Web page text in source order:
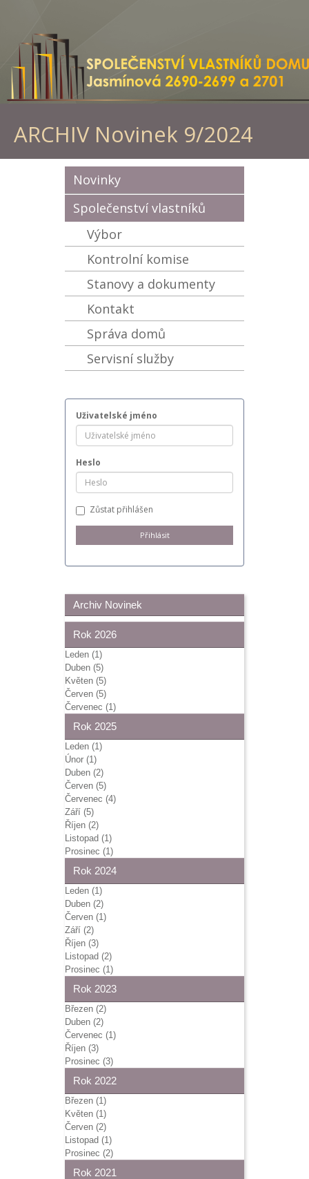
ARCHIV Novinek 9/2024
Novinky
Společenství vlastníků
Výbor
Kontrolní komise
Stanovy a dokumenty
Kontakt
Správa domů
Servisní služby
Uživatelské jméno
Heslo
Zůstat přihlášen
Archiv Novinek
Rok 2026
Leden (1)
Duben (5)
Květen (5)
Červen (5)
Červenec (1)
Rok 2025
Leden (1)
Únor (1)
Duben (2)
Červen (5)
Červenec (4)
Září (5)
Říjen (2)
Listopad (1)
Prosinec (1)
Rok 2024
Leden (1)
Duben (2)
Červen (1)
Září (2)
Říjen (3)
Listopad (2)
Prosinec (1)
Rok 2023
Březen (2)
Duben (2)
Červenec (1)
Říjen (3)
Prosinec (3)
Rok 2022
Březen (1)
Květen (1)
Červen (2)
Listopad (1)
Prosinec (2)
Rok 2021